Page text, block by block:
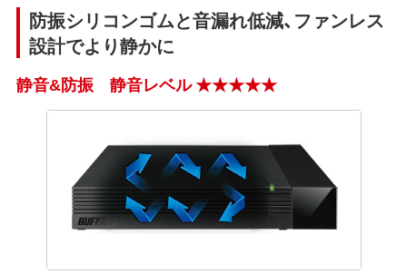
防振シリコンゴムと音漏れ低減、ファンレス
設計でより静かに
静音&防振 静音レベル ★★★★★